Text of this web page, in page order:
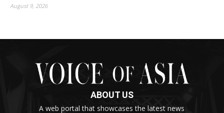
August 9, 2026
ABOUT US
A web portal that showcases the latest news